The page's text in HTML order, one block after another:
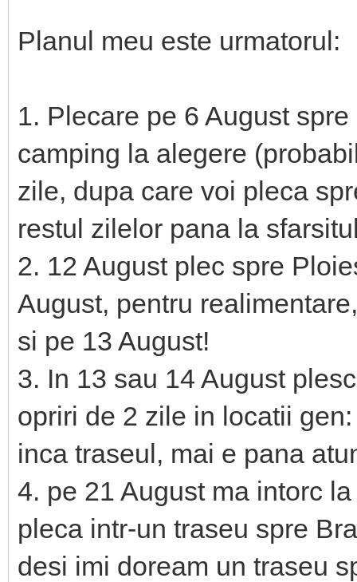
Planul meu este urmatorul:
1. Plecare pe 6 August
camping la alegere
zile, dupa care voi pleca
restul zilelor pana la
2. 12 August plec spre
August, pentru
si pe 13 August!
3. In 13 sau 14 August
opriri de 2 zile in locatii
inca traseul, mai e pana
4. pe 21 August ma intorc
pleca intr-un traseu spre
desi imi doream un traseu